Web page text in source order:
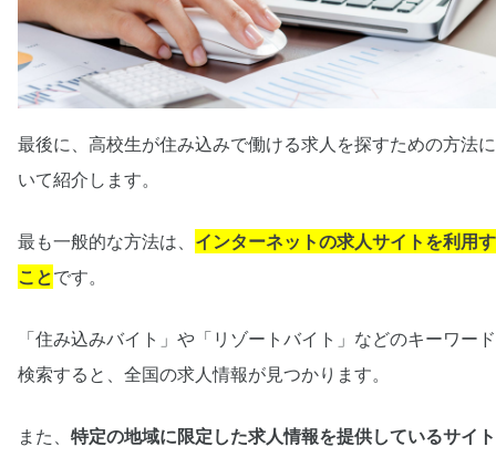
最後に、高校生が住み込みで働ける求人を探すための方法
いて紹介します。
最も一般的な方法は、 インターネットの求人サイトを利用
ことです。
「住み込みバイト」や「リゾートバイト」などのキーワー
検索すると、全国の求人情報が見つかります。
また、 特定の地域に限定した求人情報を提供しているサイト